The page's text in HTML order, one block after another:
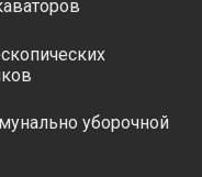
уборочной